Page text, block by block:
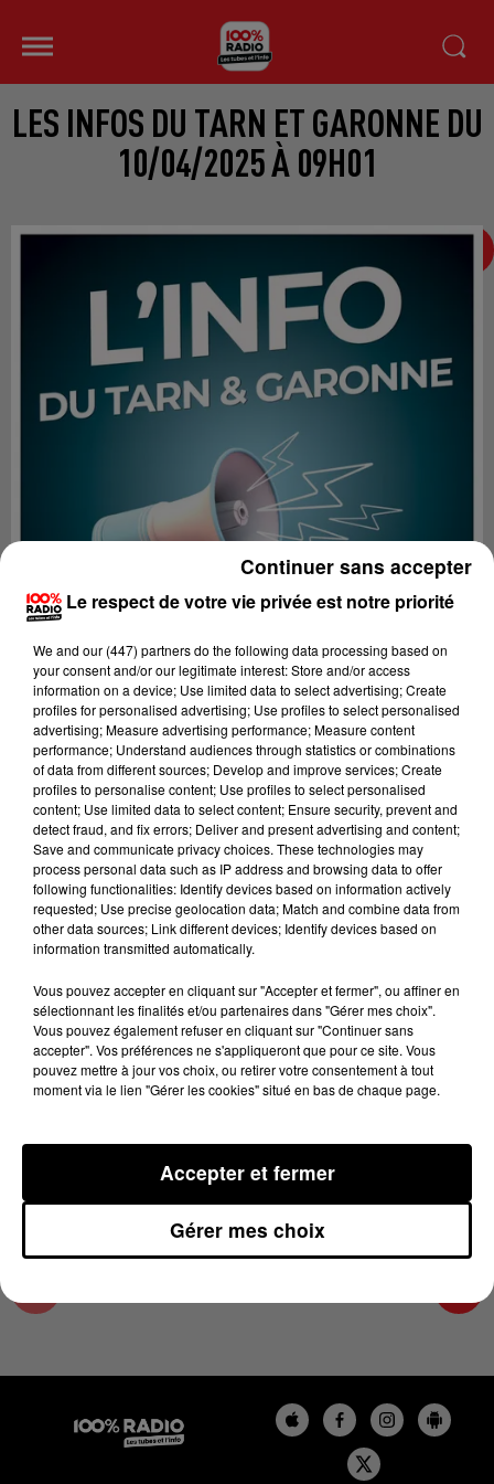
LES INFOS DU TARN ET GARONNE DU
10/04/2025 À 09H01
Lecture (4 min 15 sec)
100%
100% Radio les infos du Tarn et Garonne
10 avril 2025 - 4 min 15 sec
LES INFOS DU TARN ET GARONNE DU
10/04/2025 À 09H01
Podcasts infos du Tarn et Garonne
Le respect de votre vie privée est notre priorité
We and our (447) partnersdo the following data processing based on
your consent and/or our legitimate interest: Store and/or access
information on a device; Use limited data to select advertising; Create
profiles for personalised advertising; Use profiles to select personalised
advertising; Measure advertising performance; Measure content
performance; Understand audiences through statistics or combinations
of data from different sources; Develop and improve services; Create
profiles to personalise content; Use profiles to select personalised
content; Use limited data to select content; Ensure security, prevent and
detect fraud, and fix errors; Deliver and present advertising and content;
Save and communicate privacy choices. These technologies may
process personal data such as IP address and browsing data to offer
following functionalities: Identify devices based on information actively
requested; Use precise geolocation data; Match and combine data from
other data sources; Link different devices; Identify devices based on
information transmitted automatically.
Vous pouvez accepter en cliquant sur "Accepter et fermer", ou affiner en
sélectionnant les finalités et/ou partenaires dans "Gérer mes choix".
Vous pouvez également refuser en cliquant sur "Continuer sans
accepter". Vos préférences ne s'appliqueront que pour ce site. Vous
pouvez mettre à jour vos choix, ou retirer votre consentement à tout
moment via le lien "Gérer les cookies" situé en bas de chaque page.
Gérer mes choix
Accepter et fermer
Continuer sans accepter